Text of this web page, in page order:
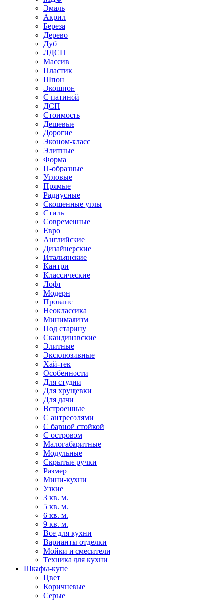
Эмаль
Акрил
Береза
Дерево
Дуб
ЛДСП
Массив
Пластик
Шпон
Экошпон
С патиной
ДСП
Стоимость
Дешевые
Дорогие
Эконом-класс
Элитные
Форма
П-образные
Угловые
Прямые
Радиусные
Скошенные углы
Стиль
Современные
Евро
Английские
Дизайнерские
Итальянские
Кантри
Классические
Лофт
Модерн
Прованс
Неоклассика
Минимализм
Под старину
Скандинавские
Элитные
Эксклюзивные
Хай-тек
Особенности
Для студии
Для хрущевки
Для дачи
Встроенные
С антресолями
С барной стойкой
С островом
Малогабаритные
Модульные
Скрытые ручки
Размер
Мини-кухни
Узкие
3 кв. м.
5 кв. м.
6 кв. м.
9 кв. м.
Все для кухни
Варианты отделки
Мойки и смесители
Техника для кухни
Шкафы-купе
Цвет
Коричневые
Серые